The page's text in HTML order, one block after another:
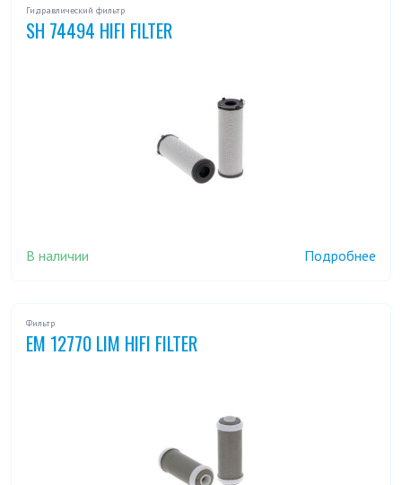
Гидравлический фильтр
SH 74494 HIFI FILTER
В наличии Подробнее
Фильтр
EM 12770 LIM HIFI FILTER